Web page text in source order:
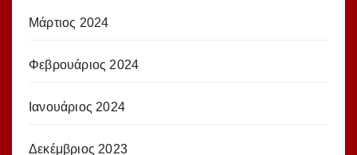
Μάρτιος 2024
Φεβρουάριος 2024
Ιανουάριος 2024
Δεκέμβριος 2023